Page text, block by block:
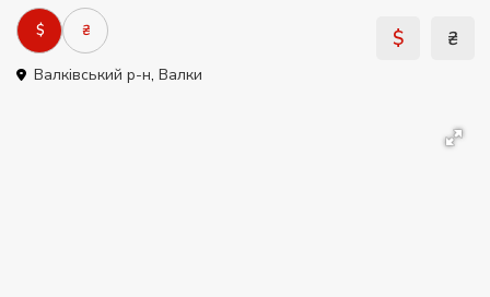
$ ₴
Валківський р-н, Валки
$ ₴